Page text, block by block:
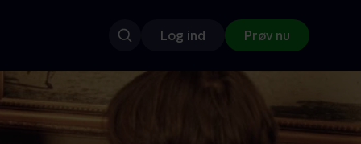
Log ind Prøv nu